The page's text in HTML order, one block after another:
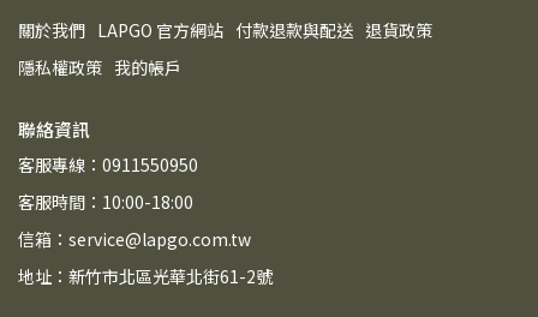
關於我們 LAPGO 官方網站 付款退款與配送 退貨政策
隱私權政策 我的帳戶
聯絡資訊
客服專線：0911550950
客服時間：10:00-18:00
信箱：service@lapgo.com.tw
地址：新竹市北區光華北街61-2號